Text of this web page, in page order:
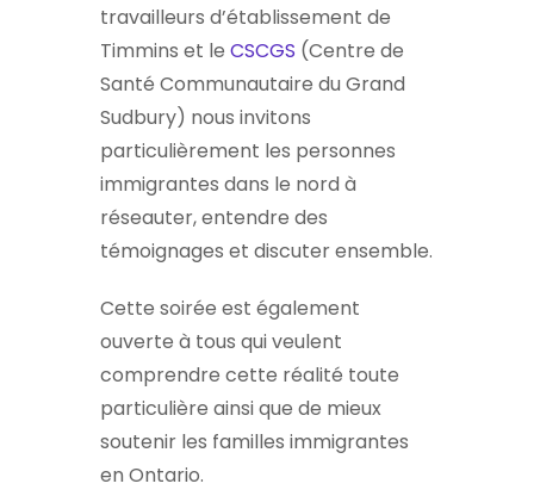
travailleurs d’établissement de
Timmins et le CSCGS (Centre de
Santé Communautaire du Grand
Sudbury) nous invitons
particulièrement les personnes
immigrantes dans le nord à
réseauter, entendre des
témoignages et discuter ensemble.
Cette soirée est également
ouverte à tous qui veulent
comprendre cette réalité toute
particulière ainsi que de mieux
soutenir les familles immigrantes
en Ontario.